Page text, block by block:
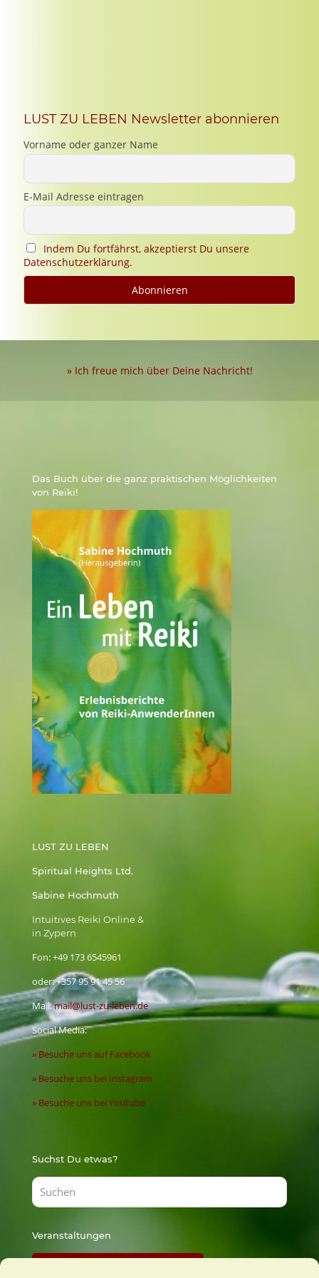
LUST ZU LEBEN Newsletter abonnieren
Vorname oder ganzer Name
E-Mail Adresse eintragen
Indem Du fortfährst, akzeptierst Du unsere
Datenschutzerklärung.
» Ich freue mich über Deine Nachricht!
Das Buch über die ganz praktischen Möglichkeiten
von Reiki!
LUST ZU LEBEN
Spiritual Heights Ltd.
Sabine Hochmuth
Intuitives Reiki Online &
in Zypern
Fon:+49 173 6545961
oder:+357 95 91 45 56
Mail:mail@lust-zu-leben.de
Social Media:
» Besuche uns auf Facebook
» Besuche uns bei Instagram
» Besuche uns bei Youtube
Suchst Du etwas?
Veranstaltungen